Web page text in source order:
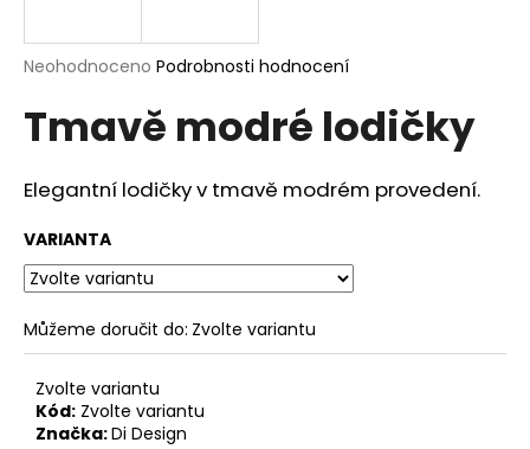
Průměrné
produktu
z
5
Neohodnoceno Podrobnosti hodnocení
Tmavě modré lodičky
Elegantní lodičky v tmavě modrém provedení.
VARIANTA
Můžeme doručit do: Zvolte variantu
Zvolte variantu
Kód: Zvolte variantu
Značka:Di Design
j
t
?
D
o
p